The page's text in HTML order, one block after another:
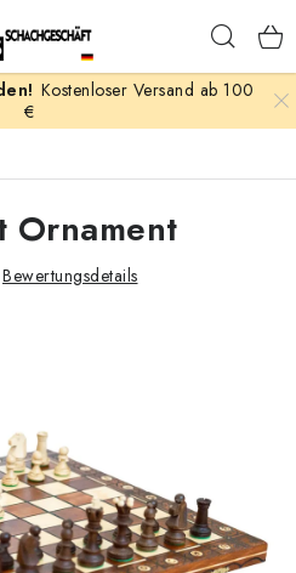
Kostenloser Versand ab 100
€
Ornament
Bewertungsdetails